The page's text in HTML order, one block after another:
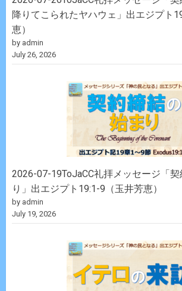
降りてこられたヤハウェ」出エジプト
恵）
by admin
July 26, 2026
2026-07-19ToJaCC礼拝メッセージ「契
り」出エジプト19:1-9（玉井芳恵）
by admin
July 19, 2026